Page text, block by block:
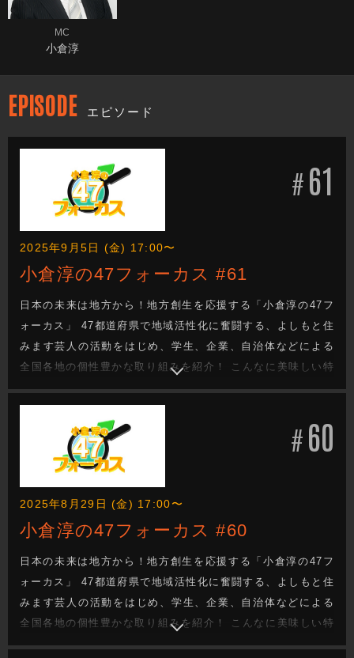
MC
小倉淳
EPISODE エピソード
#61
2025年9月5日 (金) 17:00〜
小倉淳の47フォーカス #61
日本の未来は地方から！地方創生を応援する「小倉淳の47フ
ォーカス」 47都道府県で地域活性化に奮闘する、よしもと住
みます芸人の活動をはじめ、学生、企業、自治体などによる
全国各地の個性豊かな取り組みを紹介！ こんなに美味しい特
産品があるのに・・・。 街の魅力をもっと知ってほし
い・・・。 でも、どうしたらいい？ 日本の未来を次世代へと
つなぐ地方創生成功へのヒントがきっと見つかる！
#60
2025年8月29日 (金) 17:00〜
小倉淳の47フォーカス #60
日本の未来は地方から！地方創生を応援する「小倉淳の47フ
ォーカス」 47都道府県で地域活性化に奮闘する、よしもと住
みます芸人の活動をはじめ、学生、企業、自治体などによる
全国各地の個性豊かな取り組みを紹介！ こんなに美味しい特
産品があるのに・・・。 街の魅力をもっと知ってほし